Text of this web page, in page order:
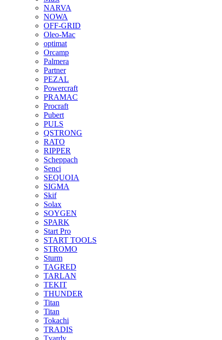
NARVA
NOWA
OFF-GRID
Oleo-Mac
optimat
Orcamp
Palmera
Partner
PEZAL
Powercraft
PRAMAC
Procraft
Pubert
PULS
QSTRONG
RATO
RIPPER
Scheppach
Senci
SEQUOIA
SIGMA
Skif
Solax
SOYGEN
SPARK
Start Pro
START TOOLS
STROMO
Sturm
TAGRED
TARLAN
TEKIT
THUNDER
Titan
Titan
Tokachi
TRADIS
Tvardy